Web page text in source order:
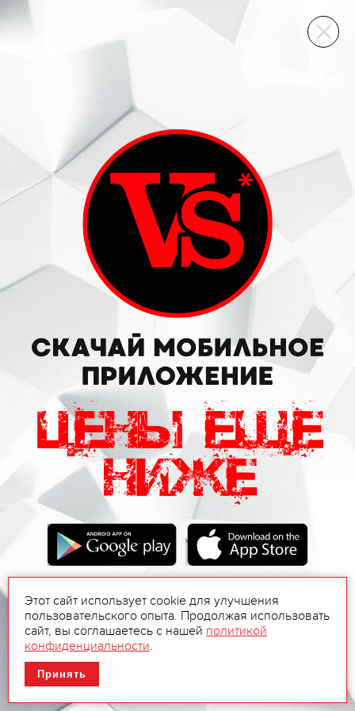
ВИННЫЙ СКЛАД
Этот сайт использует cookie для улучшения
пользовательского опыта. Продолжая использовать
сайт, вы соглашаетесь с нашей политикой
конфиденциальности.
Принять